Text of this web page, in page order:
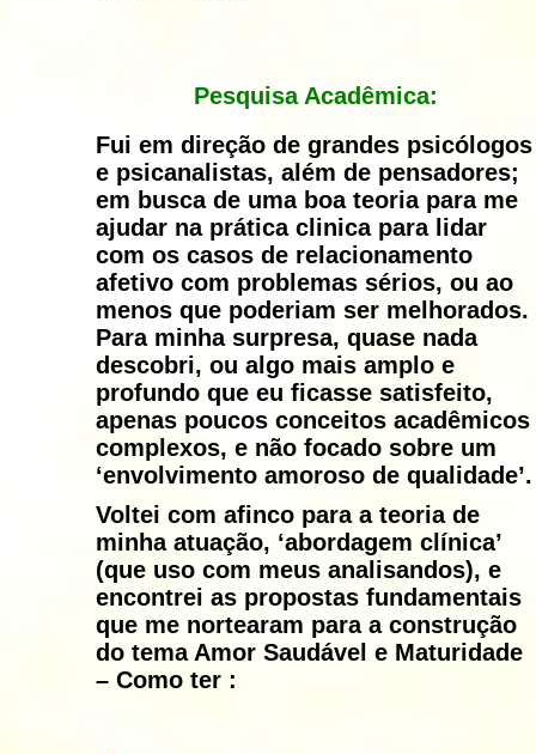
Pesquisa Acadêmica:
Fui em direção de grandes psicólogos
e psicanalistas, além de pensadores;
em busca de uma boa teoria para me
ajudar na prática clinicapara lidar
com os casos de relacionamento
afetivo com problemas sérios, ou ao
menos que poderiam ser melhorados.
Para minha surpresa, quase nada
descobri, ou algo mais amplo e
profundo que eu ficasse satisfeito,
apenas poucos conceitos acadêmicos
complexos, e não focado sobre um
‘envolvimento amoroso de qualidade’.
Voltei com afinco para a teoria de
minha atuação, ‘abordagem clínica’
(que uso com meus analisandos), e
encontrei as propostas fundamentais
que me nortearam para a construção
do tema Amor Saudável e Maturidade
– Como ter :